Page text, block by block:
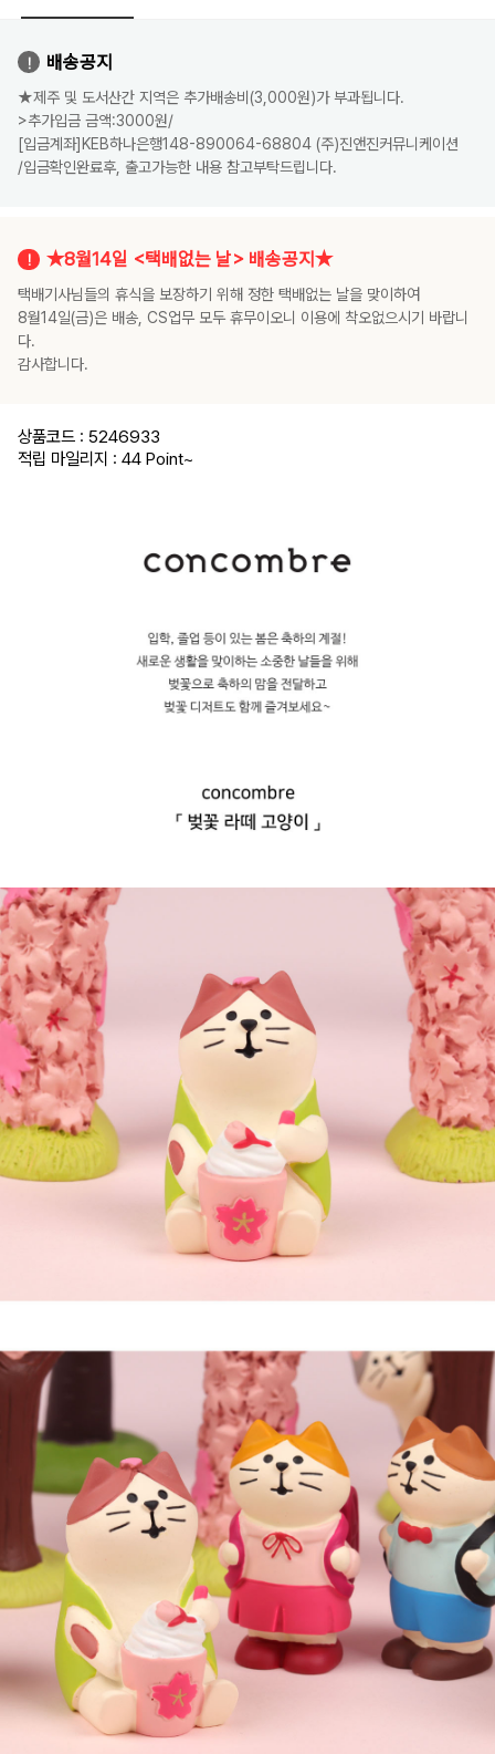
배송공지
★제주 및 도서산간 지역은 추가배송비(3,000원)가 부과됩니다.
>추가입금 금액:3000원/
[입금계좌]KEB하나은행148-890064-68804 (주)진앤진커뮤니케이션
/입금확인완료후, 출고가능한 내용 참고부탁드립니다.
★8월14일 <택배없는 날> 배송공지★
택배기사님들의 휴식을 보장하기 위해 정한 택배없는 날을 맞이하여
8월14일(금)은 배송, CS업무 모두 휴무이오니 이용에 착오없으시기 바랍니
다.
감사합니다.
상품코드 : 5246933
적립 마일리지 : 44 Point~